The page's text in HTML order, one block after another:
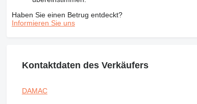
Haben Sie einen Betrug entdeckt?
Informieren Sie uns
Kontaktdaten des Verkäufers
DAMAC